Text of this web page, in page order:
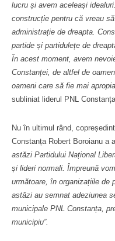
lucru și avem aceleași
construcție pentru că vreau
administrație de dreapta.
partide și partidulețe de
În acest moment, avem
Constanței, de altfel de
oameni care să fie mai
subliniat liderul PNL
Nu în ultimul rând,
Constanța Robert Boroianu a
astăzi Partidului Național
și lideri normali. Împreună
următoare, în organizațiile de
astăzi au semnat adeziunea
municipale PNL Constanța,
municipiu”.